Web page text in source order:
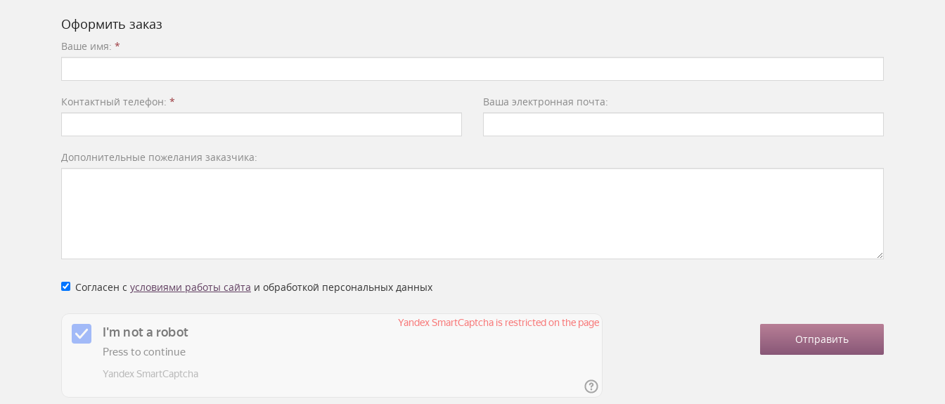
Оформить заказ
Ваше имя: *
Контактный телефон: * Ваша электронная почта:
Дополнительные пожелания заказчика:
Согласен с условиями работы сайта и обработкой персональных данных